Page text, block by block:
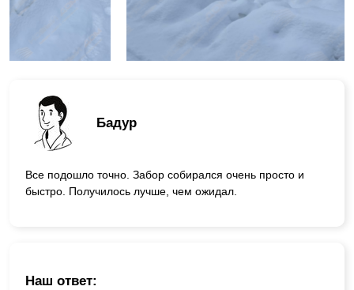
Бадур
Все подошло точно. Забор собирался очень просто и
быстро. Получилось лучше, чем ожидал.
Наш ответ: